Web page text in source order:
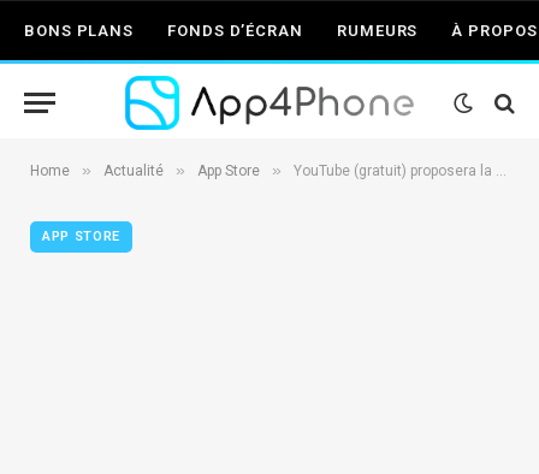
BONS PLANS FONDS D’ÉCRAN RUMEURS À PROPOS
Home » Actualité » App Store » YouTube (gratuit) proposera la lecture hors ligne des vidéos en novembre
APP STORE